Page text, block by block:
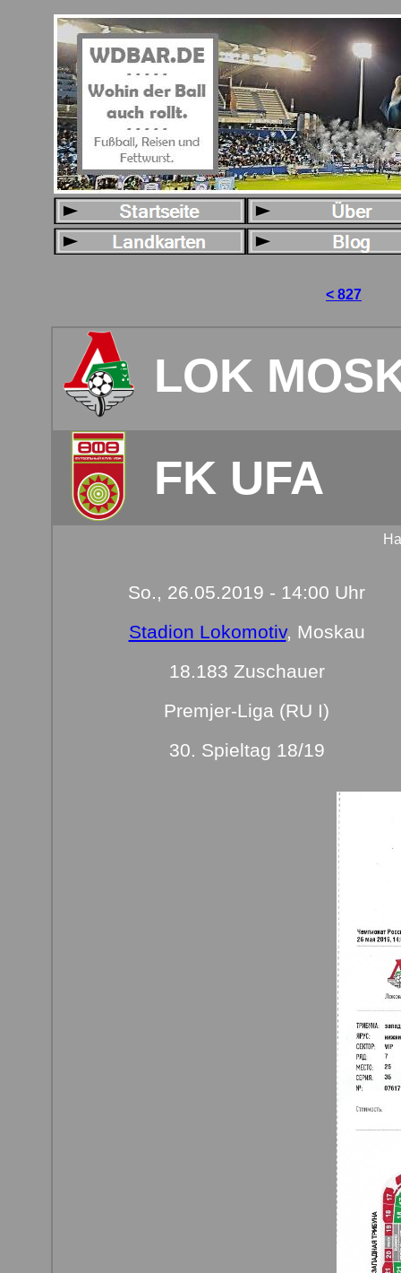
< 827
LOK
FK UFA
So., 26.05.2019 - 14:00 Uhr
Stadion Lokomotiv, Moskau
18.183 Zuschauer
Premjer-Liga (RU I)
30. Spieltag 18/19